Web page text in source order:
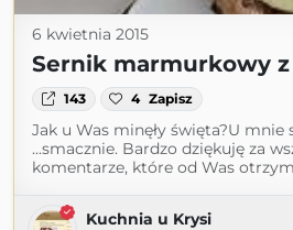
6 kwietnia 2015
Sernik marmurkowy
143 4 Zapisz
Jak u Was minęły święta?U
...smacznie. Bardzo dziękuję za
komentarze, które od Was
Kuchnia u Krysi